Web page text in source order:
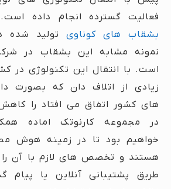
فعالیت گسترده انجام داده
بشقاب های کوناوی تولید شده
نمونه مشابه این بشقاب در
است. با انتقال این تکنولوژی در
زیادی از اتلاف دان که بصورت
های کشور اتفاق می افتاد را
در مجموعه کارنوتک اماده
خواهیم بود تا در زمینه هوش
هستند و تخصص های لازم با آن را
طریق پشتیبانی آنلاین یا